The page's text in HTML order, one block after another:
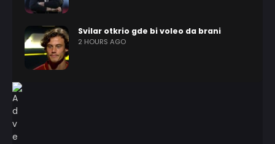
Svilar otkrio gde bi voleo da brani
2 HOURS AGO